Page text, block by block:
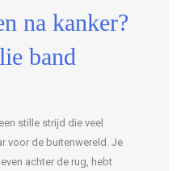
na kanker?
band
stille strijd die veel
voor de buitenwereld. Je
achter de rug, hebt